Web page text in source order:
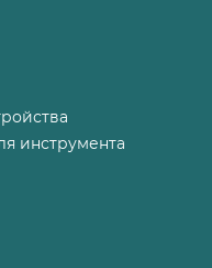
инструмента